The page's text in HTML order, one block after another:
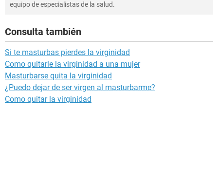
equipo de especialistas de la salud.
Consulta también
Si te masturbas pierdes la virginidad
Como quitarle la virginidad a una mujer
Masturbarse quita la virginidad
¿Puedo dejar de ser virgen al masturbarme?
Como quitar la virginidad